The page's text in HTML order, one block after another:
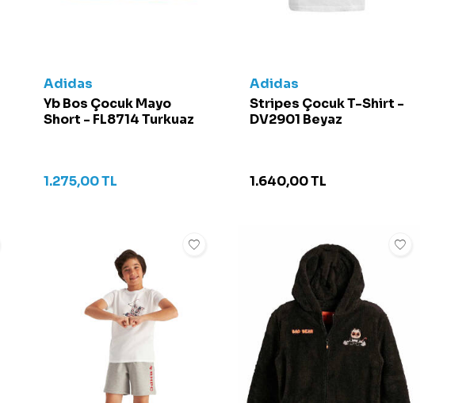
Adidas
Yb Bos Çocuk Mayo
Short - FL8714 Turkuaz
1.275,00TL
Adidas
Stripes Çocuk T-Shirt -
DV2901 Beyaz
1.640,00TL